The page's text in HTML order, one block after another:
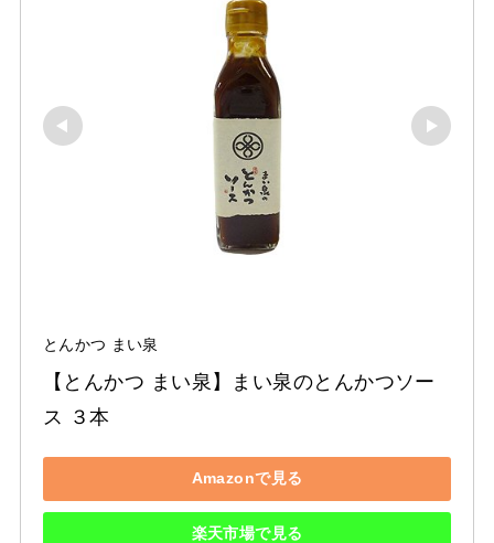
とんかつ まい泉
【とんかつ まい泉】まい泉のとんかつソー
ス ３本
Amazonで見る
楽天市場で見る